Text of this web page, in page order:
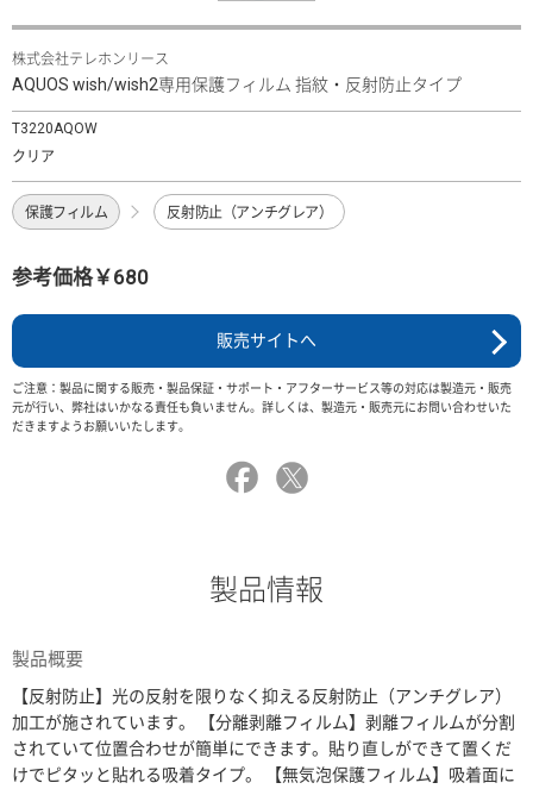
株式会社テレホンリース
AQUOS wish/wish2専用保護フィルム 指紋・反射防止タイプ
T3220AQOW
クリア
保護フィルム 反射防止（アンチグレア）
参考価格￥680
販売サイトへ
ご注意：製品に関する販売・製品保証・サポート・アフターサービス等の対応は製造元・販売
元が行い、弊社はいかなる責任も負いません。詳しくは、製造元・販売元にお問い合わせいた
だきますようお願いいたします。
製品情報
製品概要
【反射防止】光の反射を限りなく抑える反射防止（アンチグレア）
加工が施されています。 【分離剥離フィルム】剥離フィルムが分割
されていて位置合わせが簡単にできます。貼り直しができて置くだ
けでピタッと貼れる吸着タイプ。 【無気泡保護フィルム】吸着面に